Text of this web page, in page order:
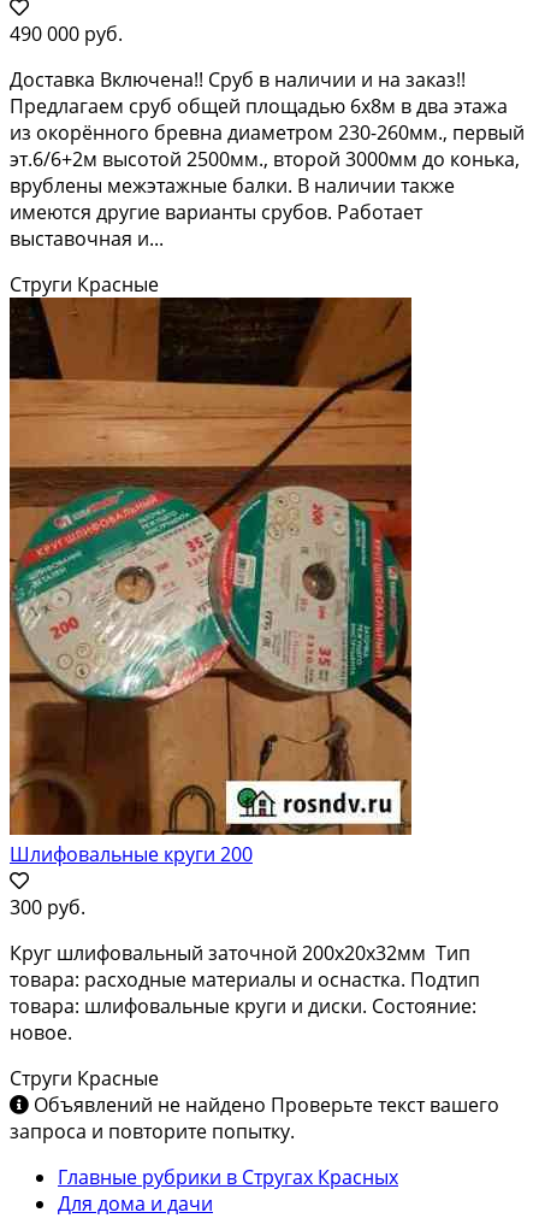
490 000 руб.
Доставка Включена!! Сруб в наличии и на заказ!!
Предлагаем сруб общей площадью 6х8м в два этажа
из окорённого бревна диаметром 230-260мм., первый
эт.6/6+2м высотой 2500мм., второй 3000мм до конька,
врублены межэтажные балки. В наличии также
имеются другие варианты срубов. Работает
выставочная и...
Струги Красные
Шлифовальные круги 200
300 руб.
Круг шлифовальный заточной 200х20х32мм Тип
товара: расходные материалы и оснастка. Подтип
товара: шлифовальные круги и диски. Состояние:
новое.
Струги Красные
Объявлений не найдено Проверьте текст вашего
запроса и повторите попытку.
Главные рубрики в Стругах Красных
Для дома и дачи